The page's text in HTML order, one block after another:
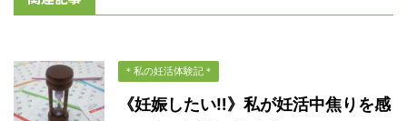
＊私の妊活体験記＊
《妊娠したい‼︎》私が妊活中焦りを感